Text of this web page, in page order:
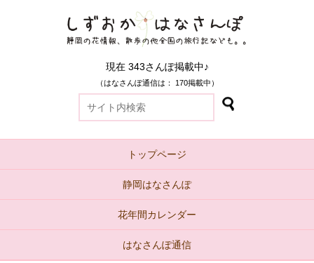
現在 343さんぽ掲載中♪
（はなさんぽ通信は： 170掲載中）
トップページ
静岡はなさんぽ
花年間カレンダー
はなさんぽ通信